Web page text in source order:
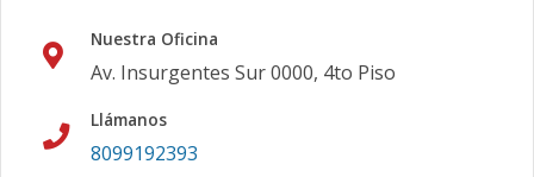
Nuestra Oficina
Av. Insurgentes Sur 0000, 4to Piso
Llámanos
8099192393